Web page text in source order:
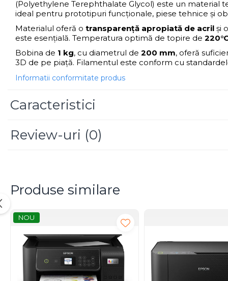
Scannere Documente
Monitoare
Monitoare Gaming & Consumer
Monitoare Business
Accesorii
Cabluri & Adaptoare Audio-Video
Suporturi TV Birou
Boxe Wireless & Portabile
Webcam
Caști Business
Căști Gaming & Consumer
Microfoane & Reportofoane
(Polyethylene Terephthalate Glycol) este un
ideal pentru prototipuri funcționale, piese tehnice și
Materialul oferă o transparență apropiată de acril și o
este esențială. Temperatura optimă de topire de
Bobina de 1 kg, cu diametrul de 200 mm, oferă
3D de pe piață. Filamentul este conform cu
Informatii conformitate produs
Caracteristici
Review-uri (0)
Produse similare
NOU